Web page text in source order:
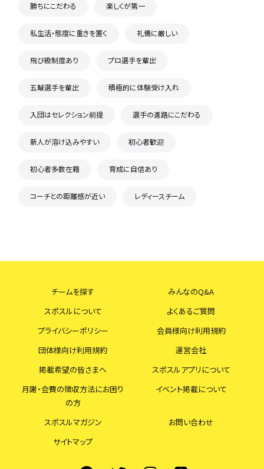
勝ちにこだわる 楽しくが第一
私生活・態度に重きを置く 礼儀に厳しい
飛び級制度あり プロ選手を輩出
五輪選手を輩出 積極的に体験受け入れ
入団はセレクション前提 選手の進路にこだわる
新人が溶け込みやすい 初心者歓迎
初心者多数在籍 育成に自信あり
コーチとの距離感が近い レディースチーム
チームを探す
みんなのQ&A
スポスルについて
よくあるご質問
プライバシーポリシー
会員様向け利用規約
団体様向け利用規約
運営会社
掲載希望の皆さまへ
スポスルアプリについて
月謝・会費の徴収方法にお困り
の方
イベント掲載について
スポスルマガジン
お問い合わせ
サイトマップ